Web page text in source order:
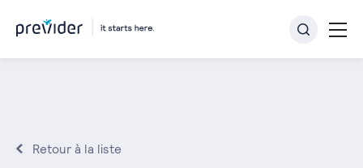
Retour à la liste